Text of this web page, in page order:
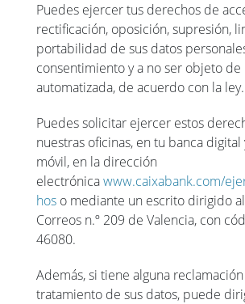
Puedes ejercer tus derechos de
rectificación, oposición, supresión,
portabilidad de sus datos
consentimiento y a no ser objeto
automatizada, de acuerdo con la ley.
Puedes solicitar ejercer estos
nuestras oficinas, en tu banca
móvil, en la dirección
electrónicawww.caixabank.com/
hoso mediante un escrito dirigido
Correos n.º 209 de Valencia, con
46080.
Además, si tiene alguna
tratamiento de sus datos, puede